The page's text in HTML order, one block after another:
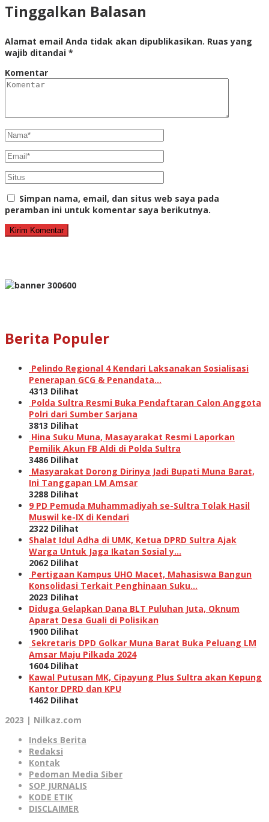
Tinggalkan Balasan
Alamat email Anda tidak akan dipublikasikan. Ruas yang
wajib ditandai *
Komentar
Simpan nama, email, dan situs web saya pada
peramban ini untuk komentar saya berikutnya.
Berita Populer
Pelindo Regional 4 Kendari Laksanakan Sosialisasi
Penerapan GCG & Penandata…
4313 Dilihat
Polda Sultra Resmi Buka Pendaftaran Calon Anggota
Polri dari Sumber Sarjana
3813 Dilihat
Hina Suku Muna, Masayarakat Resmi Laporkan
Pemilik Akun FB Aldi di Polda Sultra
3486 Dilihat
Masyarakat Dorong Dirinya Jadi Bupati Muna Barat,
Ini Tanggapan LM Amsar
3288 Dilihat
9 PD Pemuda Muhammadiyah se-Sultra Tolak Hasil
Muswil ke-IX di Kendari
2322 Dilihat
Shalat Idul Adha di UMK, Ketua DPRD Sultra Ajak
Warga Untuk Jaga Ikatan Sosial y…
2062 Dilihat
Pertigaan Kampus UHO Macet, Mahasiswa Bangun
Konsolidasi Terkait Penghinaan Suku…
2023 Dilihat
Diduga Gelapkan Dana BLT Puluhan Juta, Oknum
Aparat Desa Guali di Polisikan
1900 Dilihat
Sekretaris DPD Golkar Muna Barat Buka Peluang LM
Amsar Maju Pilkada 2024
1604 Dilihat
Kawal Putusan MK, Cipayung Plus Sultra akan Kepung
Kantor DPRD dan KPU
1462 Dilihat
2023 | Nilkaz.com
Indeks Berita
Redaksi
Kontak
Pedoman Media Siber
SOP JURNALIS
KODE ETIK
DISCLAIMER